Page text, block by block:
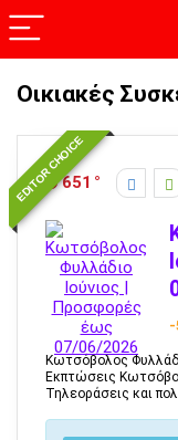
Οικιακές
EDITOR CHOICE
651
-
Κωτσόβολος
Εκπτώσεις
Τηλεοράσεις και